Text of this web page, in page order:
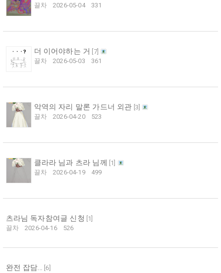
끌차
2026-05-04 331
더 이어야하는 거 7]
끌차
2026-05-03 361
악역의 자리 말론 가드너 외관 3
끌차
2026-04-20 523
클라라 님과 츠라 님께 1
끌차
2026-04-19 499
츠라님 독자참여글 신청 1
끌차
2026-04-16 526
완전 잡담... 6